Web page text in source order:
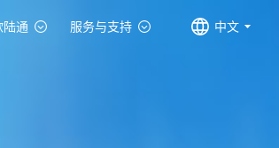
陆通 服务与支持 中文